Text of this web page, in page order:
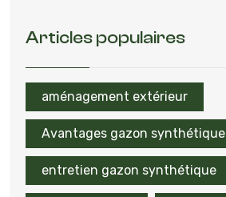
Articles populaires
aménagement extérieur
Avantages gazon synthétique
entretien gazon synthétique